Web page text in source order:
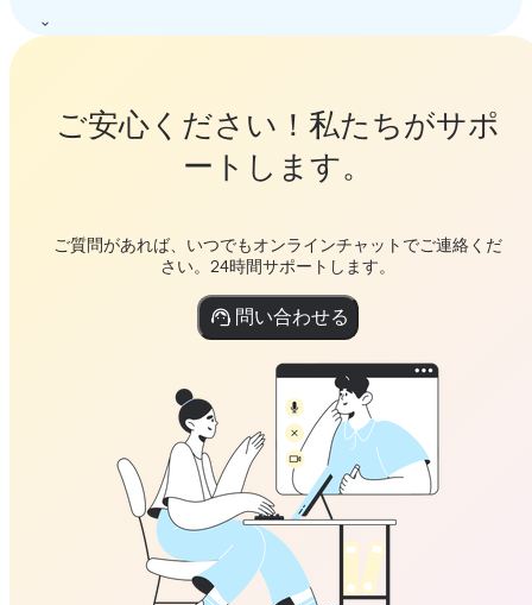
ご安心ください！私たちがサポ
ートします。
ご質問があれば、いつでもオンラインチャットでご連絡くだ
さい。24時間サポートします。
問い合わせる